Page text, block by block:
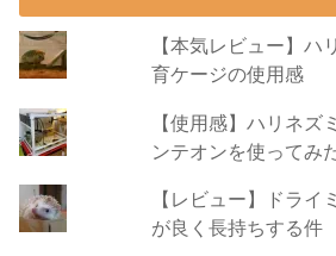
【本気レビュー】ハ
育ケージの使用感
【使用感】ハリネズ
ンテオンを使ってみ
【レビュー】ドライ
が良く長持ちする件